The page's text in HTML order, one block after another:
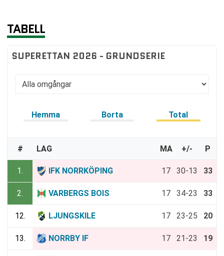
TABELL
SUPERETTAN 2026 - GRUNDSERIE
Hemma Borta Total
# LAG MA +/- P
1. IFK NORRKÖPING 17 30-13 33
2. VARBERGS BOIS 17 34-23 33
12. LJUNGSKILE 17 23-25 20
13. NORRBY IF 17 21-23 19